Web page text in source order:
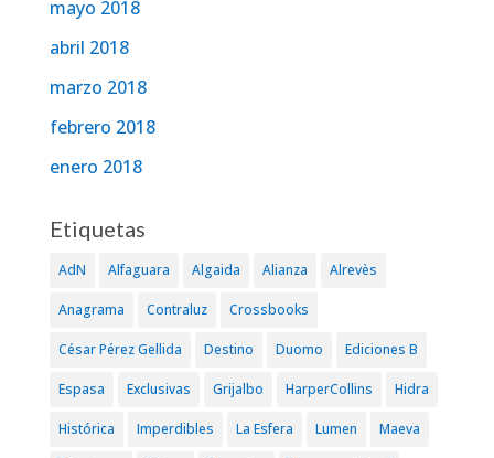
mayo 2018
abril 2018
marzo 2018
febrero 2018
enero 2018
Etiquetas
AdN Alfaguara Algaida Alianza Alrevès
Anagrama Contraluz Crossbooks
César Pérez Gellida Destino Duomo Ediciones B
Espasa Exclusivas Grijalbo HarperCollins Hidra
Histórica Imperdibles La Esfera Lumen Maeva